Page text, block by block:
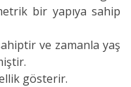
bir yapıya sahip
ve zamanla yaş
gösterir.